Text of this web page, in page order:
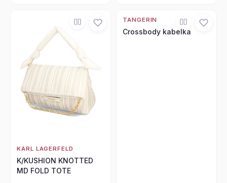
KARL LAGERFELD
K/KUSHION KNOTTED
MD FOLD TOTE
TANGERIN
Crossbody kabelka